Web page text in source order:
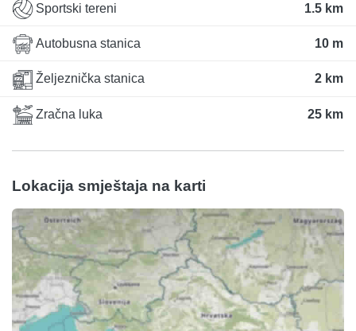
Sportski tereni 1.5 km
Autobusna stanica 10 m
Željeznička stanica 2 km
Zračna luka 25 km
Lokacija smještaja na karti